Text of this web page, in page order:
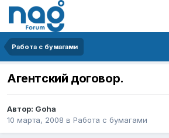
Работа с бумагами
Агентский договор.
Автор: Goha
10 марта, 2008 в Работа с бумагами